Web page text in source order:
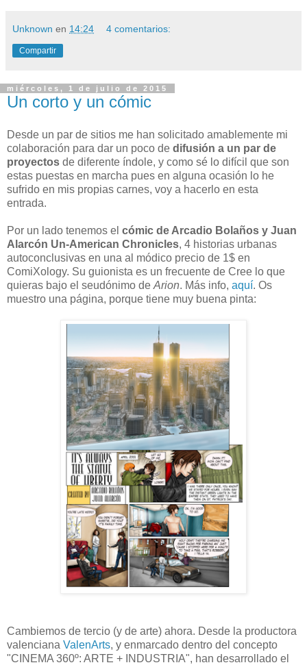
Unknown en 14:24 4 comentarios:
Compartir
miércoles, 1 de julio de 2015
Un corto y un cómic
Desde un par de sitios me han solicitado amablemente mi
colaboración para dar un poco de difusión a un par de
proyectos de diferente índole, y como sé lo difícil que son
estas puestas en marcha pues en alguna ocasión lo he
sufrido en mis propias carnes, voy a hacerlo en esta
entrada.
Por un lado tenemos el cómic de Arcadio Bolaños y Juan
Alarcón Un-American Chronicles, 4 historias urbanas
autoconclusivas en una al módico precio de 1$ en
ComiXology. Su guionista es un frecuente de Cree lo que
quieras bajo el seudónimo de Arion. Más info, aquí. Os
muestro una página, porque tiene muy buena pinta:
Cambiemos de tercio (y de arte) ahora. Desde la productora
valenciana ValenArts, y enmarcado dentro del concepto
"CINEMA 360º: ARTE + INDUSTRIA", han desarrollado el